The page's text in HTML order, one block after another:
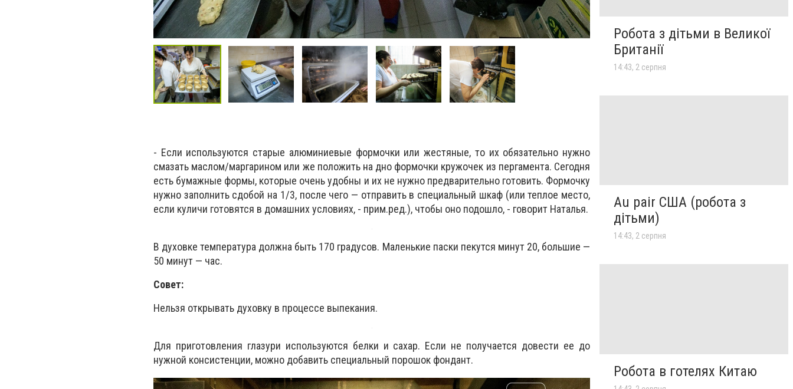
- Если используются старые алюминиевые формочки или жестяные, то их обязательно нужно
смазать маслом/маргарином или же положить на дно формочки кружочек из пергамента. Сегодня
есть бумажные формы, которые очень удобны и их не нужно предварительно готовить. Формочку
нужно заполнить сдобой на 1/3, после чего — отправить в специальный шкаф (или теплое место,
если куличи готовятся в домашних условиях, - прим.ред.), чтобы оно подошло, - говорит Наталья.
В духовке температура должна быть 170 градусов. Маленькие паски пекутся минут 20, большие —
50 минут — час.
Совет:
Нельзя открывать духовку в процессе выпекания.
Для приготовления глазури используются белки и сахар. Если не получается довести ее до
нужной консистенции, можно добавить специальный порошок фондант.
Робота з дітьми в Великої
Британії
14:43, 2 серпня
Au pair США (робота з
дітьми)
14:43, 2 серпня
Робота в готелях Китаю